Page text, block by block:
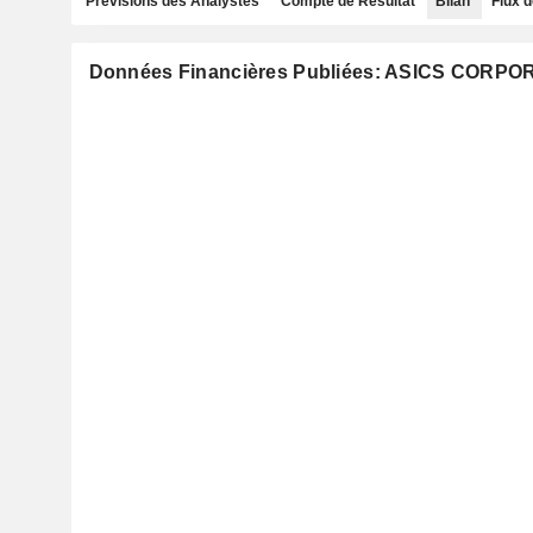
Données Financières Publiées: ASICS